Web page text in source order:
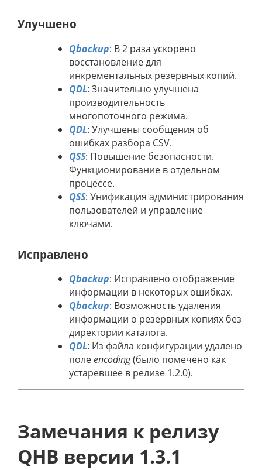
Улучшено
Qbackup: В 2 раза ускорено
восстановление для
инкрементальных резервных копий.
QDL: Значительно улучшена
производительность
многопоточного режима.
QDL: Улучшены сообщения об
ошибках разбора CSV.
QSS: Повышение безопасности.
Функционирование в отдельном
процессе.
QSS: Унификация администрирования
пользователей и управление
ключами.
Исправлено
Qbackup: Исправлено отображение
информации в некоторых ошибках.
Qbackup: Возможность удаления
информации о резервных копиях без
директории каталога.
QDL: Из файла конфигурации удалено
полеencoding(было помечено как
устаревшее в релизе 1.2.0).
Замечания к релизу
QHB версии 1.3.1